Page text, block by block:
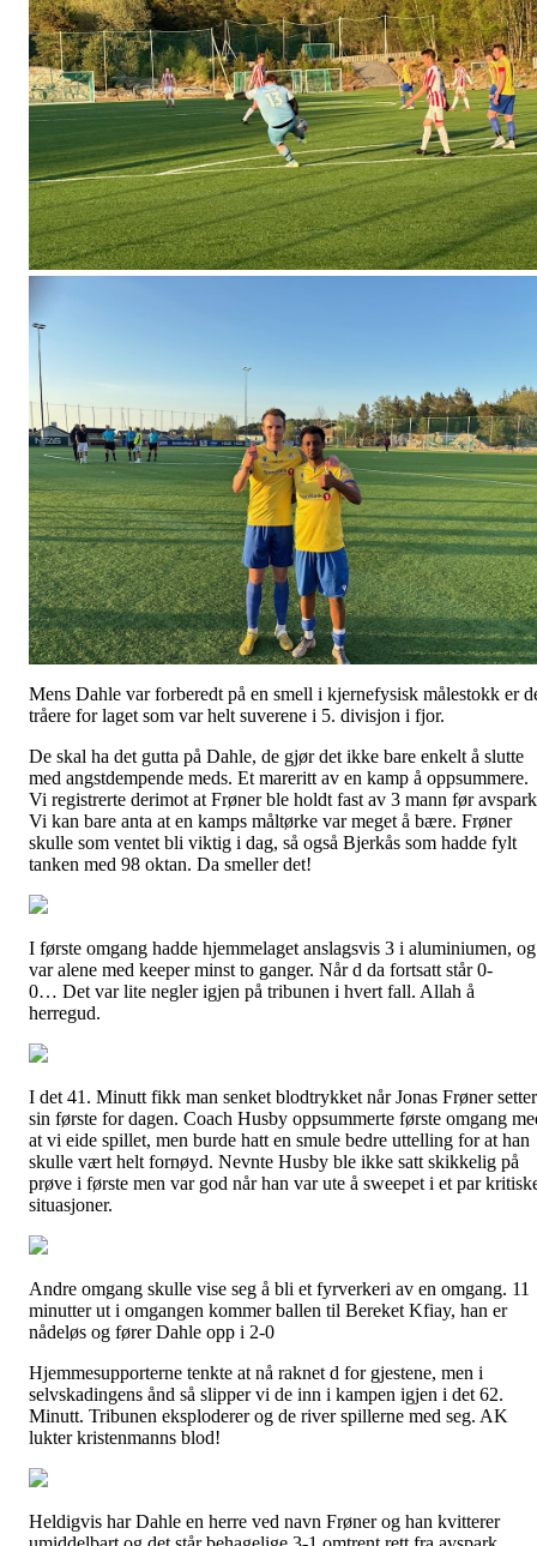
Mens Dahle var forberedt på en smell i kjernefysisk målestokk er
tråere for laget som var helt suverene i 5. divisjon i fjor.
De skal ha det gutta på Dahle, de gjør det ikke bare enkelt å slutte
med angstdempende meds. Et mareritt av en kamp å oppsummere.
Vi registrerte derimot at Frøner ble holdt fast av 3 mann før
Vi kan bare anta at en kamps måltørke var meget å bære. Frøner
skulle som ventet bli viktig i dag, så også Bjerkås som hadde fylt
tanken med 98 oktan. Da smeller det!
I første omgang hadde hjemmelaget anslagsvis 3 i aluminiumen, og
var alene med keeper minst to ganger. Når d da fortsatt står 0-
0… Det var lite negler igjen på tribunen i hvert fall. Allah å
herregud.
I det 41. Minutt fikk man senket blodtrykket når Jonas Frøner setter
sin første for dagen. Coach Husby oppsummerte første omgang
at vi eide spillet, men burde hatt en smule bedre uttelling for at han
skulle vært helt fornøyd. Nevnte Husby ble ikke satt skikkelig på
prøve i første men var god når han var ute å sweepet i et par
situasjoner.
Andre omgang skulle vise seg å bli et fyrverkeri av en omgang. 11
minutter ut i omgangen kommer ballen til Bereket Kfiay, han er
nådeløs og fører Dahle opp i 2-0
Hjemmesupporterne tenkte at nå raknet d for gjestene, men i
selvskadingens ånd så slipper vi de inn i kampen igjen i det 62.
Minutt. Tribunen eksploderer og de river spillerne med seg. AK
lukter kristenmanns blod!
Heldigvis har Dahle en herre ved navn Frøner og han kvitterer